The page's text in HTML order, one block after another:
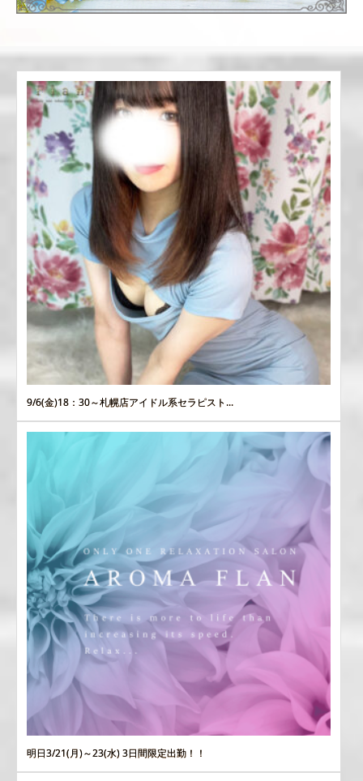
9/6(金)18：30～札幌店アイドル系セラピスト...
明日3/21(月)～23(水) 3日間限定出勤！！